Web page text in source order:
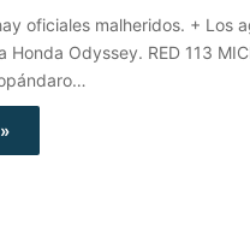
oficiales malheridos. + Los
Honda Odyssey. RED 113